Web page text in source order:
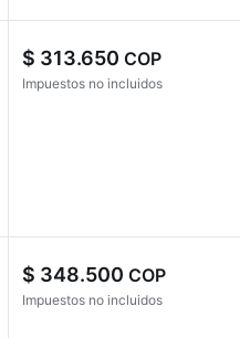
$ 313.650 COP
Impuestos no incluidos
$ 348.500 COP
Impuestos no incluidos